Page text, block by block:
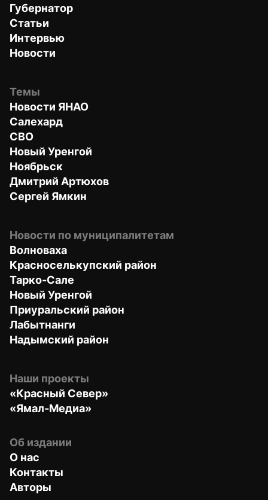
Губернатор
Статьи
Интервью
Новости
Темы
Новости ЯНАО
Салехард
СВО
Новый Уренгой
Ноябрьск
Дмитрий Артюхов
Сергей Ямкин
Новости по муниципалитетам
Волноваха
Красноселькупский район
Тарко-Сале
Новый Уренгой
Приуральский район
Лабытнанги
Надымский район
Наши проекты
«Красный Север»
«Ямал-Медиа»
Об издании
О нас
Контакты
Авторы